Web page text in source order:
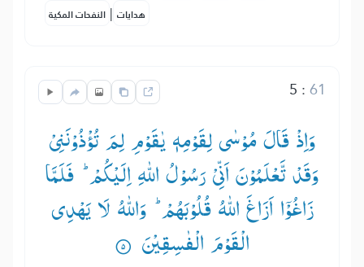
النفحات المكية | هدايات
5 :61
وَاِذْ قَالَ مُوْسٰی لِقَوْمِهٖ یٰقَوْمِ لِمَ تُؤْذُوْنَنِیْ
وَقَدْ تَّعْلَمُوْنَ اَنِّیْ رَسُوْلُ اللّٰهِ اِلَیْكُمْ ؕ— فَلَمَّا
زَاغُوْۤا اَزَاغَ اللّٰهُ قُلُوْبَهُمْ ؕ— وَاللّٰهُ لَا یَهْدِی
الْقَوْمَ الْفٰسِقِیْنَ ۟